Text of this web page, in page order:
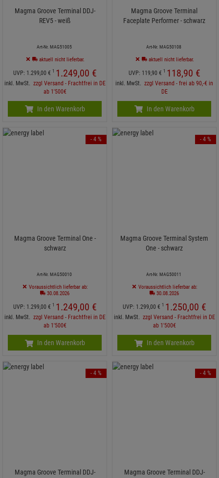
Magma Groove Terminal DDJ-
REV5 - weiß
Art-Nr. MAG51005
aktuell nicht lieferbar.
UVP: 1.299, 00 € 1 1.249,00 €
inkl. MwSt. zzgl Versand - Frachtfrei in DE
ab 1'500€
In den Warenkorb
Magma Groove Terminal
Faceplate Performer - schwarz
Art-Nr. MAG50108
aktuell nicht lieferbar.
UVP: 119, 90 € 1 118,90 €
inkl. MwSt. zzgl Versand - frei ab 90,-€ in
DE
In den Warenkorb
Magma Groove Terminal One -
schwarz
Art-Nr. MAG50010
Voraussichtlich lieferbar ab:
30.08.2026
UVP: 1.299,00 € 1 1.249,00 €
inkl. MwSt. zzgl Versand - Frachtfrei in DE
ab 1'500€
- 4 %
In den Warenkorb
Magma Groove Terminal System
One - schwarz
Art-Nr. MAG50011
Voraussichtlich lieferbar ab:
30.08.2026
UVP: 1.299,00 € 1 1.250,00 €
inkl. MwSt. zzgl Versand - Frachtfrei in DE
ab 1'500€
- 4 %
In den Warenkorb
Magma Groove Terminal DDJ-
- 4 %
Magma Groove Terminal DDJ-
- 4 %